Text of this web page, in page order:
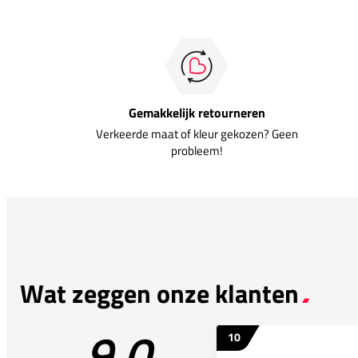
Gemakkelijk retourneren
Verkeerde maat of kleur gekozen? Geen
probleem!
Wat zeggen onze klanten
10